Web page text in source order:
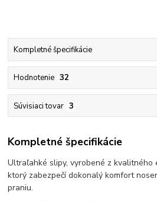
Kompletné špecifikácie
Hodnotenie 32
Súvisiaci tovar 3
Kompletné špecifikácie
Ultraľahké slipy, vyrobené z kvalitného
ktorý zabezpečí dokonalý komfort
praniu.